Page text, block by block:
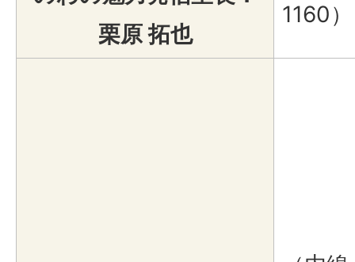
栗原 拓也
1160）